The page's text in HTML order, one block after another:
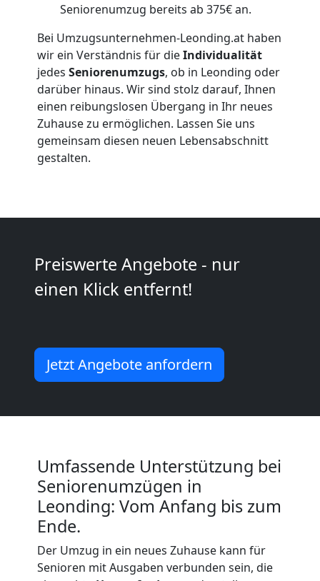
Seniorenumzug bereits ab 375€ an.
Bei Umzugsunternehmen-Leonding.at haben
wir ein Verständnis für dieIndividualität
jedes Seniorenumzugs, ob in Leonding oder
darüber hinaus. Wir sind stolz darauf, Ihnen
einen reibungslosen Übergang in Ihr neues
Zuhause zu ermöglichen. Lassen Sie uns
gemeinsam diesen neuen Lebensabschnitt
gestalten.
Preiswerte Angebote - nur
einen Klick entfernt!
Jetzt Angebote anfordern
Umfassende Unterstützung bei
Seniorenumzügen in
Leonding: Vom Anfang bis zum
Ende.
Der Umzug in ein neues Zuhause kann für
Senioren mit Ausgaben verbunden sein, die
Umzug
und
Lagerung
Leonding
Service-
Umzug
Leonding
Qualitäts-
Umzüge
Vereinsumzug
Leonding
Anfrage